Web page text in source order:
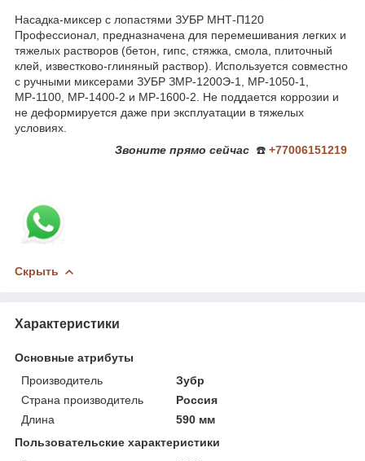
Насадка-миксер с лопастями ЗУБР МНТ-П120
Профессионал, предназначена для перемешивания легких и
тяжелых растворов (бетон, гипс, стяжка, смола, плиточный
клей, известково-глиняный раствор). Используется совместно
с ручными миксерами ЗУБР ЗМР-1200Э-1, МР-1050-1,
МР-1100, МР-1400-2 и МР-1600-2. Не поддается коррозии и
не деформируется даже при эксплуатации в тяжелых
условиях.
Звоните прямо сейчас ☎️ +77006151219
Скрыть
Характеристики
Основные атрибуты
Производитель
Зубр
Страна производитель
Россия
Длина
590 мм
Пользовательские характеристики